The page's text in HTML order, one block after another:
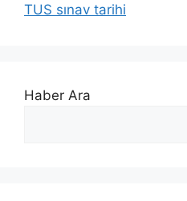
TUS sınav tarihi
Haber Ara